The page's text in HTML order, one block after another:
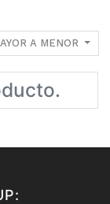
A MENOR